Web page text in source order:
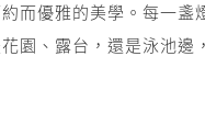
而優雅的美學。每一盞
園、露台，還是泳池邊